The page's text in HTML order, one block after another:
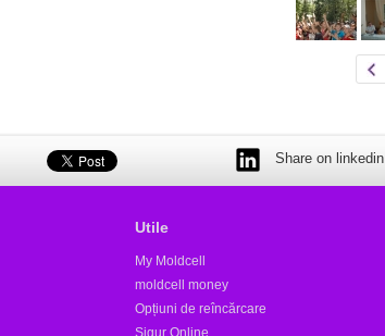
Share on linkedin
Utile
My Moldcell
moldcell money
Opțiuni de reîncărcare
Sigur Online